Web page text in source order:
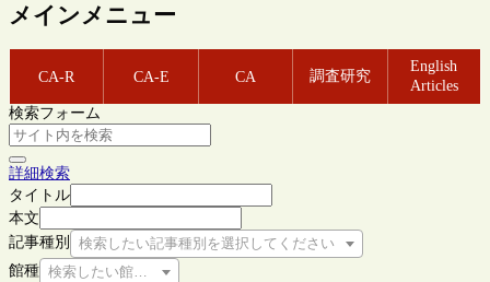
メインメニュー
CA-R CA-E CA 調査研究
English
Articles
検索フォーム
詳細検索
タイトル
本文
記事種別
検索したい記事種別を選択してください
館種 検索したい館種を選択してください